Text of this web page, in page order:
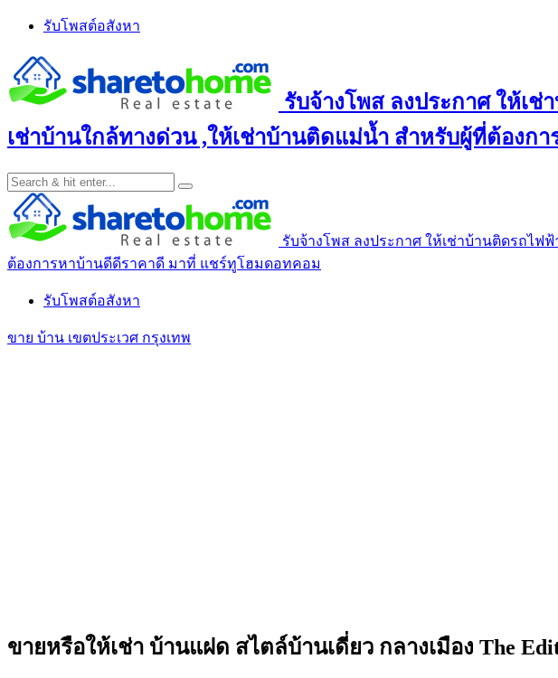
Skip
content
รับโพสต์อสังหา
รับจ้างโพส ลงประกาศ ให้เช่
เช่าบ้านใกล้ทางด่วน ,ให้เช่าบ้านติดแม่น้ำ สำหรับผู้ที่ต้อง
รับจ้างโพส ลงประกาศ ให้เช่าบ้านติดรถไฟ
ต้องการหาบ้านดีดีราคาดี มาที่ แชร์ทูโฮมดอทคอม
รับโพสต์อสังหา
ขาย บ้าน เขตประเวศ กรุงเทพ
ขายหรือให้เช่า บ้านแฝด สไตล์บ้านเดี่ยว กลางเมือง The